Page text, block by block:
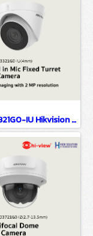
DS-2CD3321G0-IU Hikvision 2MP Build in Mic Fixed Turret Network Camera IP Camera CCTV Camera (4mm)